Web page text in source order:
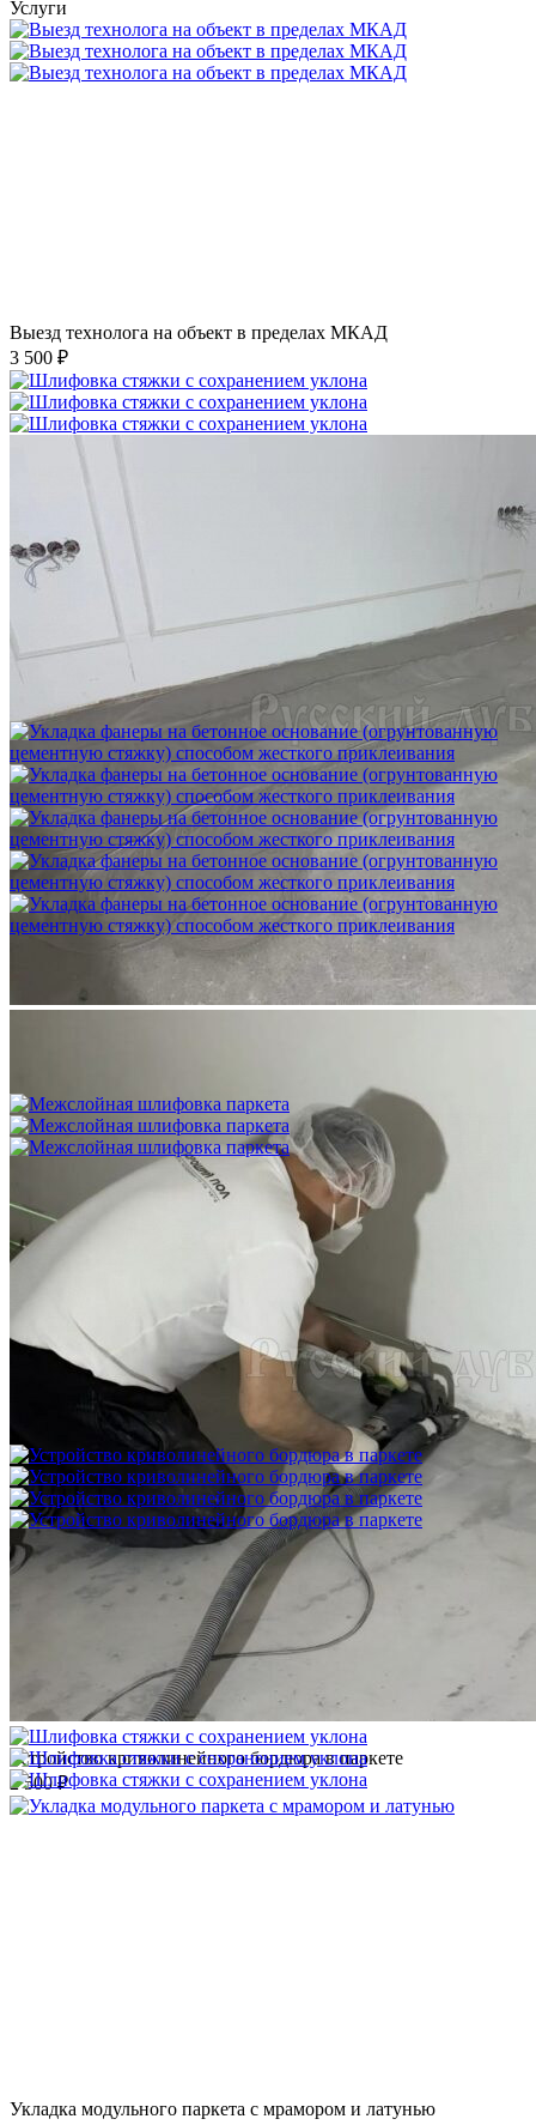
Услуги
Выезд технолога на объект в пределах МКАД
3 500 ₽
Шлифовка стяжки с сохранением уклона
1 500 ₽
Межслойная шлифовка паркета
Устройство криволинейного бордюра в паркете
2 500 ₽
Укладка модульного паркета с мрамором и латунью